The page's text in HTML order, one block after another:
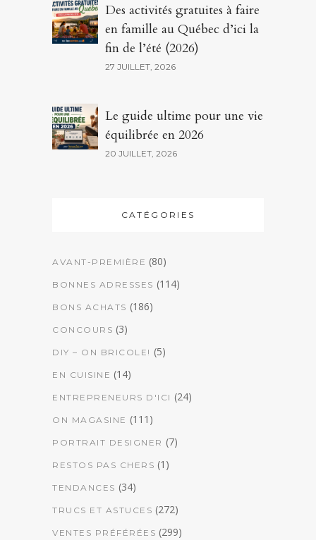
Des activités gratuites à faire
en famille au Québec d’ici la
fin de l’été (2026)
27 JUILLET, 2026
Le guide ultime pour une vie
équilibrée en 2026
20 JUILLET, 2026
CATÉGORIES
AVANT-PREMIÈRE (80)
BONNES ADRESSES (114)
BONS ACHATS (186)
CONCOURS (3)
DIY – ON BRICOLE! (5)
EN CUISINE (14)
ENTREPRENEURS D'ICI (24)
ON MAGASINE (111)
PORTRAIT DESIGNER (7)
RESTOS PAS CHERS (1)
TENDANCES (34)
TRUCS ET ASTUCES (272)
VENTES PRÉFÉRÉES (299)